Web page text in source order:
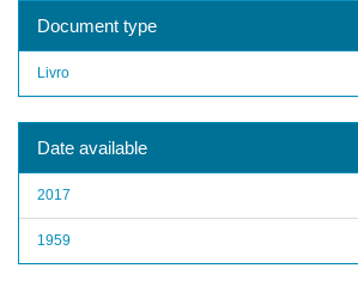
Document type
Livro
Date available
2017
1959